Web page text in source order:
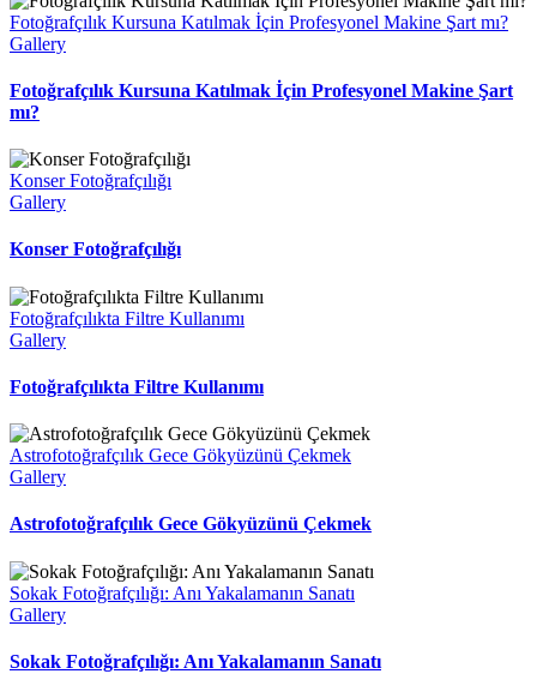
Fotoğrafçılık Kursuna Katılmak İçin Profesyonel Makine Şart mı?
Gallery
Fotoğrafçılık Kursuna Katılmak İçin Profesyonel Makine Şart
mı?
Konser Fotoğrafçılığı
Gallery
Konser Fotoğrafçılığı
Fotoğrafçılıkta Filtre Kullanımı
Gallery
Fotoğrafçılıkta Filtre Kullanımı
Astrofotoğrafçılık Gece Gökyüzünü Çekmek
Gallery
Astrofotoğrafçılık Gece Gökyüzünü Çekmek
Sokak Fotoğrafçılığı: Anı Yakalamanın Sanatı
Gallery
Sokak Fotoğrafçılığı: Anı Yakalamanın Sanatı